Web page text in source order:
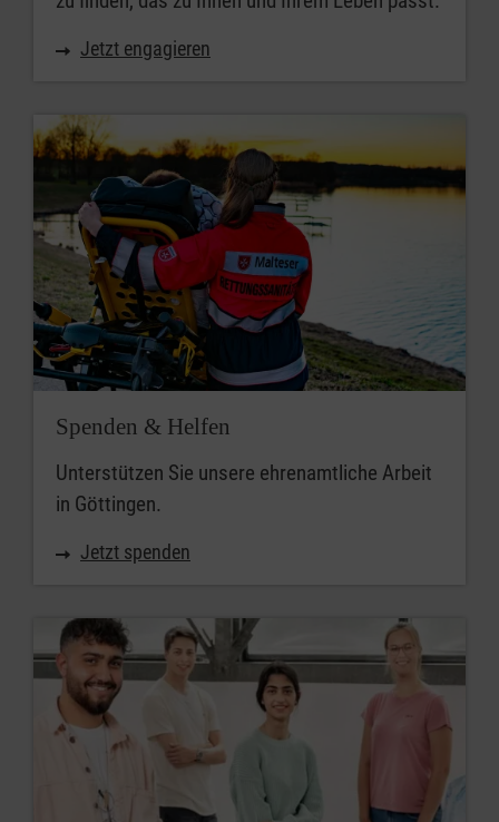
Jetzt engagieren
Spenden & Helfen
Unterstützen Sie unsere ehrenamtliche Arbeit
in Göttingen.
Jetzt spenden